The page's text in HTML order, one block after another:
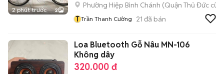
2 phút trước 2
Phường Hiệp Bình Chánh (Quận Thủ Đức cũ)
T Trần Thanh Cường 21 đã bán
Loa Bluetooth Gỗ Nâu MN-106
Không dây
320.000 đ